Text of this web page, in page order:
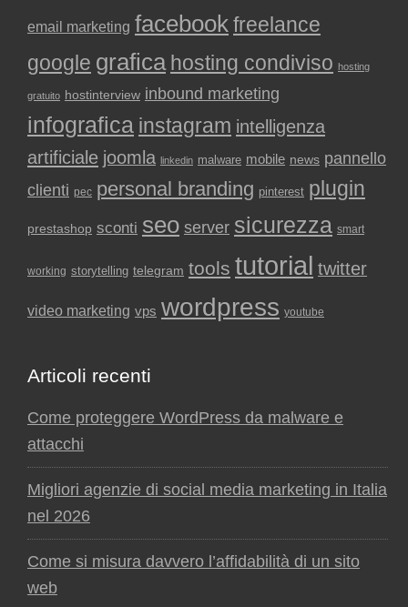
email marketing facebookfreelance
google grafica hosting condiviso hosting
gratuito hostinterview inbound marketing
infografica instagram intelligenza
artificiale joomla linkedin malware mobile news pannello
clienti pec personal branding pinterest plugin
prestashop sconti seo server sicurezza smart
working storytelling telegram tools tutorial twitter
video marketing vps wordpress youtube
Articoli recenti
Come proteggere WordPress da malware e
attacchi
Migliori agenzie di social media marketing in Italia
nel 2026
Come si misura davvero l’affidabilità di un sito
web